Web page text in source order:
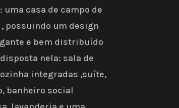
uma casa de campo de
, possuindo um design
e bem distribuído
nela: sala de
integradas ,suíte,
banheiro social